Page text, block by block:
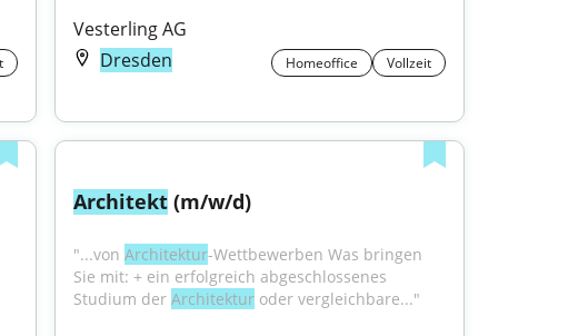
Vesterling AG
Dresden
Homeoffice Vollzeit
Architekt (m/w/d)
"...von Architektur-Wettbewerben Was bringen
Sie mit: + ein erfolgreich abgeschlossenes
Studium der Architektur oder vergleichbare..."